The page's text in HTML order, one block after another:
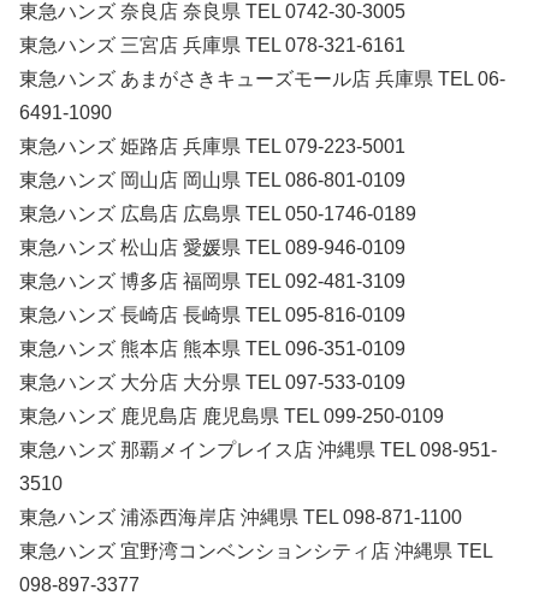
東急ハンズ 奈良店 奈良県 TEL 0742-30-3005
東急ハンズ 三宮店 兵庫県 TEL 078-321-6161
東急ハンズ あまがさきキューズモール店 兵庫県 TEL 06-
6491-1090
東急ハンズ 姫路店 兵庫県 TEL 079-223-5001
東急ハンズ 岡山店 岡山県 TEL 086-801-0109
東急ハンズ 広島店 広島県 TEL 050-1746-0189
東急ハンズ 松山店 愛媛県 TEL 089-946-0109
東急ハンズ 博多店 福岡県 TEL 092-481-3109
東急ハンズ 長崎店 長崎県 TEL 095-816-0109
東急ハンズ 熊本店 熊本県 TEL 096-351-0109
東急ハンズ 大分店 大分県 TEL 097-533-0109
東急ハンズ 鹿児島店 鹿児島県 TEL 099-250-0109
東急ハンズ 那覇メインプレイス店 沖縄県 TEL 098-951-
3510
東急ハンズ 浦添西海岸店 沖縄県 TEL 098-871-1100
東急ハンズ 宜野湾コンベンションシティ店 沖縄県 TEL
098-897-3377